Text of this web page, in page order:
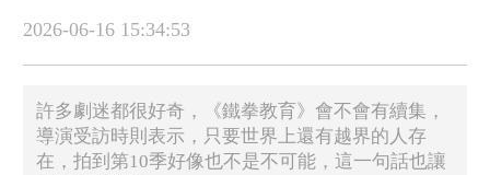
2026-06-16 15:34:53
許多劇迷都很好奇，《鐵拳教育》會不會有續集，
導演受訪時則表示，只要世界上還有越界的人存
在，拍到第10季好像也不是不可能，這一句話也讓